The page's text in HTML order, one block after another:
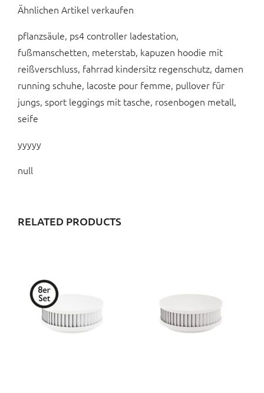
Ähnlichen Artikel verkaufen
pflanzsäule, ps4 controller ladestation,
fußmanschetten, meterstab, kapuzen hoodie mit
reißverschluss, fahrrad kindersitz regenschutz, damen
running schuhe, lacoste pour femme, pullover für
jungs, sport leggings mit tasche, rosenbogen metall,
seife
yyyyy
null
RELATED PRODUCTS